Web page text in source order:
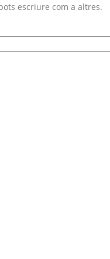
escriure com a altres.